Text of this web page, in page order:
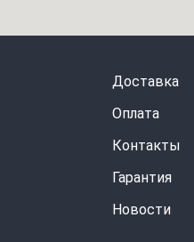
Доставка
Оплата
Контакты
Гарантия
Новости